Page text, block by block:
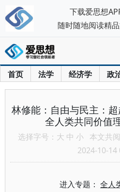
首页 法学 经济学 政
林修能：自由与民主：
全人类共同价值
选择字号： 大 中 小 本文共
2024-10-14
进入专题：全人
下载爱思想
随时随地阅读精